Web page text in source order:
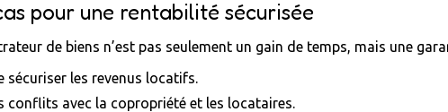
pour une rentabilité sécurisée
de biens n’est pas seulement un gain de temps, mais une
sécuriser les revenus locatifs.
conflits avec la copropriété et les locataires.